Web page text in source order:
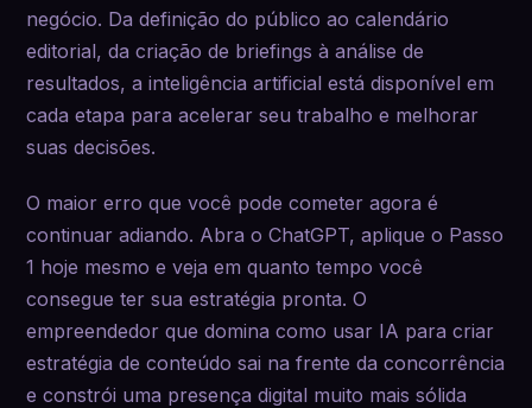
negócio. Da definição do público ao calendário
editorial, da criação de briefings à análise de
resultados, a inteligência artificial está disponível em
cada etapa para acelerar seu trabalho e melhorar
suas decisões.
O maior erro que você pode cometer agora é
continuar adiando. Abra o ChatGPT, aplique o Passo
1 hoje mesmo e veja em quanto tempo você
consegue ter sua estratégia pronta. O
empreendedor que domina como usar IA para criar
estratégia de conteúdo sai na frente da concorrência
e constrói uma presença digital muito mais sólida